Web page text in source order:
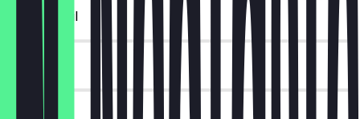
~1 € Vorteil
30 Tage
vor Ort